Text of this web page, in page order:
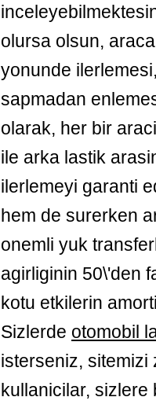
olursa olsun,
yonunde
sapmadan
olarak, her bir
ile arka lastik
ilerlemeyi garanti
hem de surerken
onemli yuk
agirliginin 50\'den
kotu etkilerin
Sizlerde otomobil
isterseniz, sitemizi
kullanicilar, sizlere